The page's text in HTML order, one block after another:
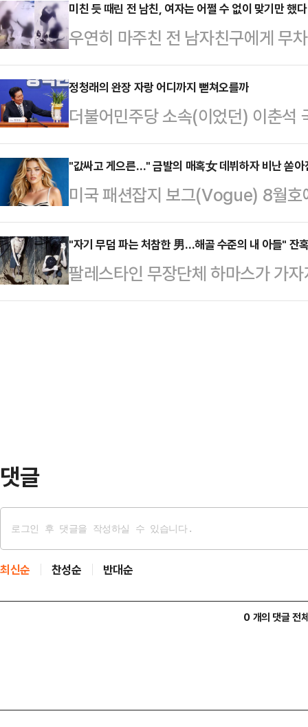
근 '드라고르 요새' 앞에 설치된 '큰
인 요새와 어울리지 않는다는 이유
는 이 조각상은 코펜하겐 해변의 바
는 달리 가슴 부분이 강조돼 있어
리티켄의 미술 평론가 마티아스 크
라고 지적했다.성직자 …
미친 듯 때린 전 남친, 여자는 어쩔 수 없이 맞기만 했다
우연히 마주친 전 남자친구에게 무
이유에 대해 밝혔다.20대 여성 A씨
서 전 남자친구 B씨(30대)에게 폭
긴 폐쇄회로(CC)TV 영상을 소셜
씨와 마주 보고 대화하던 B씨가 돌
친 뒤 뒷덜미를 잡아 넘어뜨리는 충
앉은 A씨를 발로 걷어차거나 머리
있다. B…
정청래의 완장 자랑 어디까지 뻗쳐오를까
더불어민주당 소속(이었던) 이춘석
4일 국회 본회의 중 차명으로 주식
장에서, 잘못 들고 들어간 보좌관
것일 뿐, 거래는 하지 않았다고 주
해 갈 수 있는 일이 아니었다. 결국
원장 직 사임서를 제출했다.법사위
송법 개정안 본회의 처리 저지를 위
다. 야당이 ‘…
"값싸고 게으른…" 금발의 매혹女 데뷔하자 비난 쏟아
미국 패션잡지 보그(Vogue) 8월호
일고 있다.31일(현지시간) CNN에
실린 의류 브랜드 게스(Guess) 광
계와 소비자들의 반발이 이어지고
늬 원피스와 가방을 들고 활짝 웃으
"자기 무덤 파는 처참한 男…해골 수준의 내 아들" 잔
팔레스타인 무장단체 하마스가 가
한 모습을 연이어 공개하고 있다.
댓글
최신순 찬성순 반대순
0 개의 댓글 전